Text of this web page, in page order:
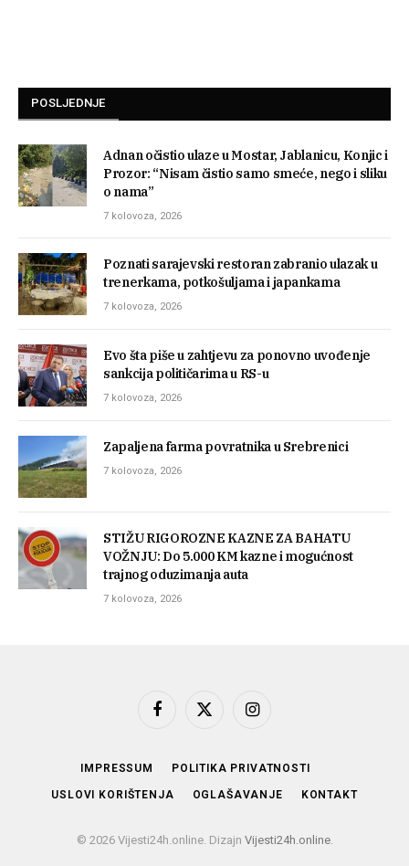
POSLJEDNJE
Adnan očistio ulaze u Mostar, Jablanicu, Konjic i
Prozor: “Nisam čistio samo smeće, nego i sliku
o nama”
7 kolovoza, 2026
Poznati sarajevski restoran zabranio ulazak u
trenerkama, potkošuljama i japankama
7 kolovoza, 2026
Evo šta piše u zahtjevu za ponovno uvođenje
sankcija političarima u RS-u
7 kolovoza, 2026
Zapaljena farma povratnika u Srebrenici
7 kolovoza, 2026
STIŽU RIGOROZNE KAZNE ZA BAHATU
VOŽNJU: Do 5.000 KM kazne i mogućnost
trajnog oduzimanja auta
7 kolovoza, 2026
Facebook
X
Instagram
IMPRESSUM POLITIKA PRIVATNOSTI
USLOVI KORIŠTENJA OGLAŠAVANJE KONTAKT
© 2026 Vijesti24h.online. Dizajn Vijesti24h.online.